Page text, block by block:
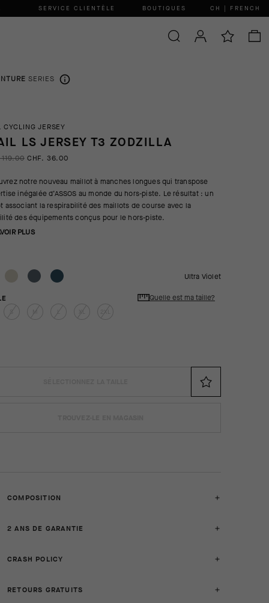
SERVICE CLIENTÈLE BOUTIQUES CH | FRENCH
SERIES
CYCLING JERSEY
LS JERSEY T3 ZODZILLA
CHF. 36.00
notre nouveau maillot à manches longues qui transpose
inégalée d’ASSOS au monde du hors-piste. Le résultat : un
associant la respirabilité des maillots de course avec la
des équipements conçus pour le hors-piste.
PLUS
Ultra Violet
Quelle est ma taille?
COMPOSITION
2 ANS DE GARANTIE
CRASH POLICY
RETOURS GRATUITS